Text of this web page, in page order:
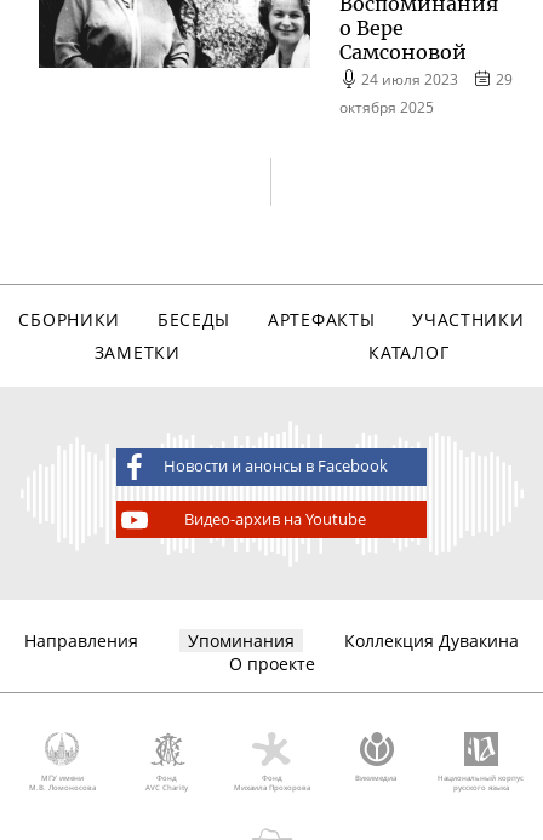
о Вере
Самсоновой
24 июля 2023
29
октября 2025
СБОРНИКИ БЕСЕДЫ АРТЕФАКТЫ
УЧАСТНИКИ
ЗАМЕТКИ
КАТАЛОГ
Новости и анонсы в Facebook
Видео-архив на Youtube
Направления Упоминания
Коллекция Дувакина
О проекте
МГУ имени
М.В. Ломоносова
Фонд
AVC Charity
Фонд
Михаила Прохорова
Викимедиа
Национальный корпус
русского языка